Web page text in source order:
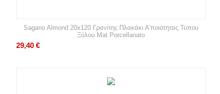
Sagano Almond 20x120 Γρανίτης Πλακάκι Α'ποιότητας Τύπου
Ξύλου Mat Porcellanato
29,40 €